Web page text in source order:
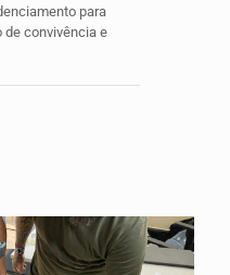
para
de convivência e